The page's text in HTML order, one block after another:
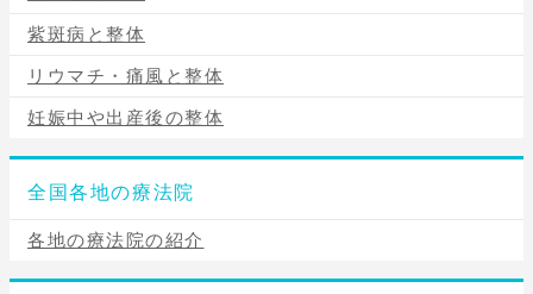
紫斑病と整体
リウマチ・痛風と整体
妊娠中や出産後の整体
全国各地の療法院
各地の療法院の紹介